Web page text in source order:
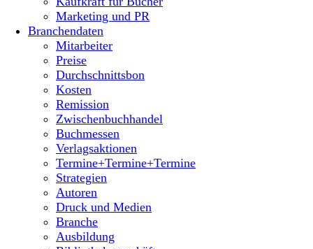
Marketing und PR
Branchendaten
Mitarbeiter
Preise
Durchschnittsbon
Kosten
Remission
Zwischenbuchhandel
Buchmessen
Verlagsaktionen
Termine+Termine+Termine
Strategien
Autoren
Druck und Medien
Branche
Ausbildung